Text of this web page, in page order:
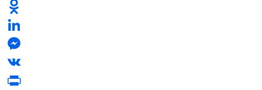
Facebook
Odnoklassniki
LinkedIn
Messenger
VK